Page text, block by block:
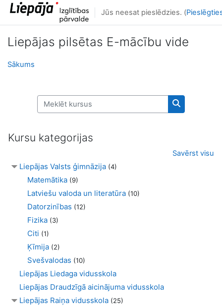
Atvērt galveno saturu
Jūs neesat pieslēdzies. (
Liepājas pilsētas E-mācību vide
Sākums
Meklēt kursus
Meklēt
Kursu kategorijas
Savērst visu
Liepājas Valsts ģimnāzija (4)
Matemātika (9)
Latviešu valoda un literatūra (10)
Datorzinības (12)
Fizika (3)
Citi (1)
Ķīmija (2)
Svešvalodas (10)
Liepājas Liedaga vidusskola
Liepājas Draudzīgā aicinājuma vidusskola
Liepājas Raiņa vidusskola (25)